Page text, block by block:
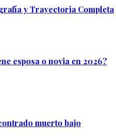
y Trayectoria Completa
esposa o novia en 2026?
muerto bajo